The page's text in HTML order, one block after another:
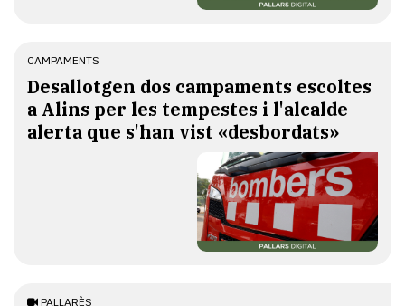
CAMPAMENTS
​Desallotgen dos campaments escoltes
a Alins per les tempestes i l'alcalde
alerta que s'han vist «desbordats»
PALLARÈS